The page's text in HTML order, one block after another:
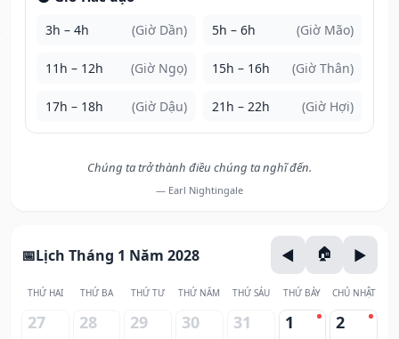
3h – 4h (Giờ Dần) 5h – 6h (Giờ Mão)
11h – 12h (Giờ Ngọ) 15h – 16h (Giờ Thân)
17h – 18h (Giờ Dậu) 21h – 22h (Giờ Hợi)
Chúng ta trở thành điều chúng ta nghĩ đến.
— Earl Nightingale
Lịch Tháng 1 Năm 2028
THỨ HAI THỨ BA THỨ TƯ THỨ NĂM THỨ SÁU THỨ BẢY CHỦ NHẬT
27 28 29 30 31 1 2